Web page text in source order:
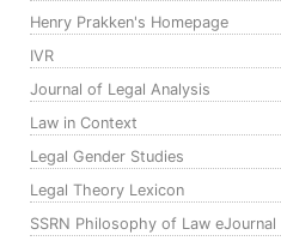
Henry Prakken's Homepage
IVR
Journal of Legal Analysis
Law in Context
Legal Gender Studies
Legal Theory Lexicon
SSRN Philosophy of Law eJournal